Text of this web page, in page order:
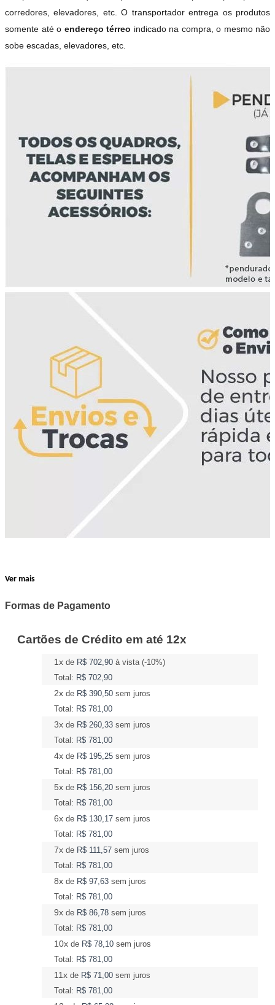
corredores, elevadores, etc. O transportador entrega os produtos
somente até o endereço térreo indicado na compra, o mesmo não
sobe escadas, elevadores, etc.
Ver mais
Formas de Pagamento
Cartões de Crédito em até 12x
1x de R$ 702,90 à vista (-10%)
Total: R$ 702,90
2x de R$ 390,50 sem juros
Total: R$ 781,00
3x de R$ 260,33 sem juros
Total: R$ 781,00
4x de R$ 195,25 sem juros
Total: R$ 781,00
5x de R$ 156,20 sem juros
Total: R$ 781,00
6x de R$ 130,17 sem juros
Total: R$ 781,00
7x de R$ 111,57 sem juros
Total: R$ 781,00
8x de R$ 97,63 sem juros
Total: R$ 781,00
9x de R$ 86,78 sem juros
Total: R$ 781,00
10x de R$ 78,10 sem juros
Total: R$ 781,00
11x de R$ 71,00 sem juros
Total: R$ 781,00